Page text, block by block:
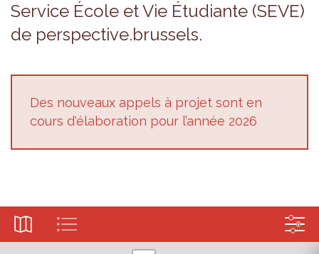
Ser­vice École et Vie Étu­diante (SEVE)
de pers­pec­tive.brus­sels.
Des nou­veaux appels à pro­jet sont en
cours d'éla­bo­ra­tion pour l’an­née 2026